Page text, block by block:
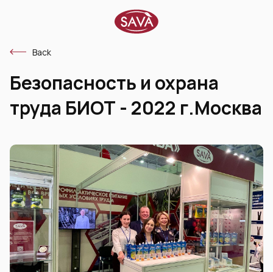
Back
Безопасность и охрана
труда БИОТ - 2022 г.Москва